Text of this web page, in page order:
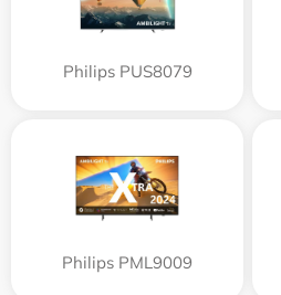
Philips PUS8079
Philips PML9009